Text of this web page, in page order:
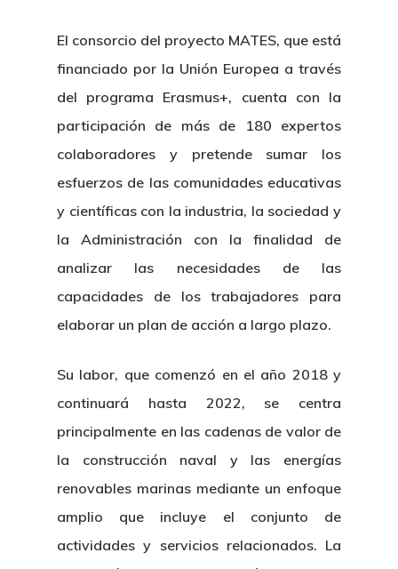
El consorcio del proyecto MATES, que está
financiado por la Unión Europea a través
del programa Erasmus+, cuenta con la
participación de más de 180 expertos
colaboradores y pretende sumar los
esfuerzos de las comunidades educativas
y científicas con la industria, la sociedad y
la Administración con la finalidad de
analizar las necesidades de las
capacidades de los trabajadores para
elaborar un plan de acción a largo plazo.
Su labor, que comenzó en el año 2018 y
continuará hasta 2022, se centra
principalmente en las cadenas de valor de
la construcción naval y las energías
renovables marinas mediante un enfoque
amplio que incluye el conjunto de
actividades y servicios relacionados. La